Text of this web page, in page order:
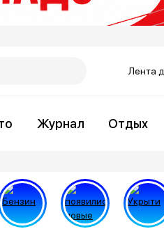
Лента
Журнал Отдых